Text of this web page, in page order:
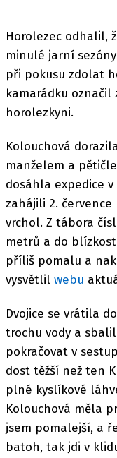
Horolezec odhalil,
minulé jarní
při pokusu zdolat
kamarádku
horolezkyni.
Kolouchová
manželem a
dosáhla expedice
zahájili 2.
vrchol. Z tábora
metrů a do
příliš pomalu a
vysvětlil webu
Dvojice se vrátila
trochu vody a
pokračovat v
dost těžší než ten
plné kyslíkové
Kolouchová měla
jsem pomalejší, a
batoh, tak jdi v